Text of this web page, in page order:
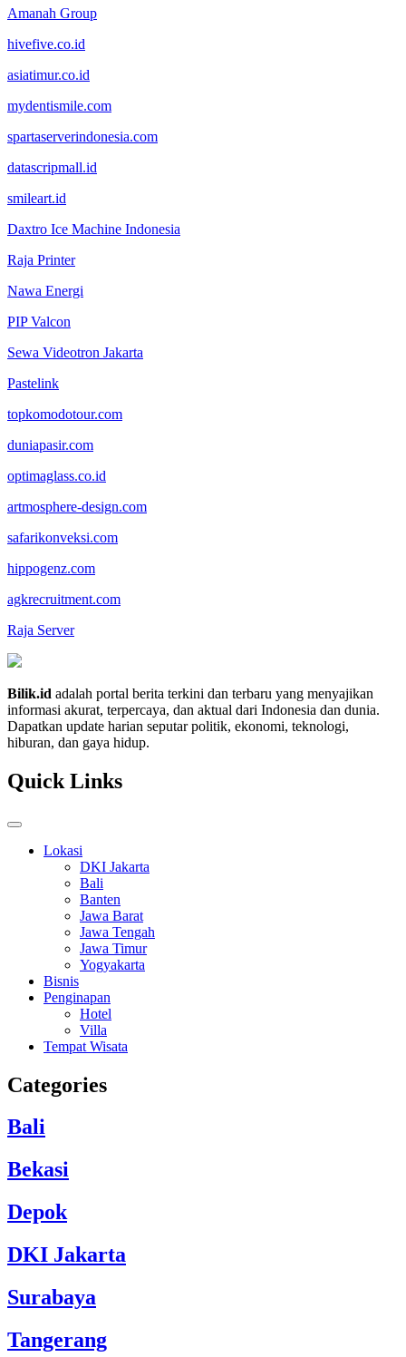
Amanah Group
hivefive.co.id
asiatimur.co.id
mydentismile.com
spartaserverindonesia.com
datascripmall.id
smileart.id
Daxtro Ice Machine Indonesia
Raja Printer
Nawa Energi
PIP Valcon
Sewa Videotron Jakarta
Pastelink
topkomodotour.com
duniapasir.com
optimaglass.co.id
artmosphere-design.com
safarikonveksi.com
hippogenz.com
agkrecruitment.com
Raja Server
Bilik.id adalah portal berita terkini dan terbaru yang menyajikan
informasi akurat, terpercaya, dan aktual dari Indonesia dan dunia.
Dapatkan update harian seputar politik, ekonomi, teknologi,
hiburan, dan gaya hidup.
Quick Links
Lokasi
DKI Jakarta
Bali
Banten
Jawa Barat
Jawa Tengah
Jawa Timur
Yogyakarta
Bisnis
Penginapan
Hotel
Villa
Tempat Wisata
Categories
Bali
Bekasi
Depok
DKI Jakarta
Surabaya
Tangerang